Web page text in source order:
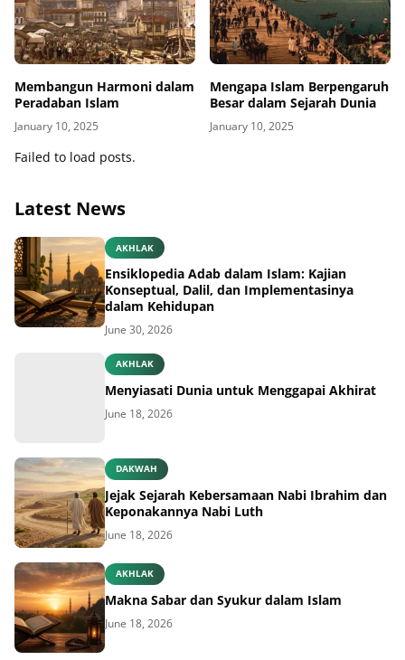
Membangun Harmoni dalam
Peradaban Islam
January 10, 2025
Mengapa Islam Berpengaruh
Besar dalam Sejarah Dunia
January 10, 2025
Failed to load posts.
Latest News
AKHLAK
Ensiklopedia Adab dalam Islam: Kajian
Konseptual, Dalil, dan Implementasinya
dalam Kehidupan
June 30, 2026
AKHLAK
Menyiasati Dunia untuk Menggapai Akhirat
June 18, 2026
DAKWAH
Jejak Sejarah Kebersamaan Nabi Ibrahim dan
Keponakannya Nabi Luth
June 18, 2026
AKHLAK
Makna Sabar dan Syukur dalam Islam
June 18, 2026